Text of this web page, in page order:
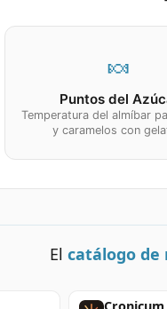
🍬
Puntos del
Temperatura del almíbar
y caramelos con
El catálogo de